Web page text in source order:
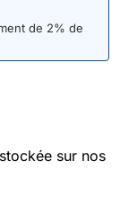
de 2% de
sur nos